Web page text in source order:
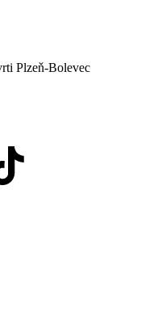
Plzeň-Bolevec